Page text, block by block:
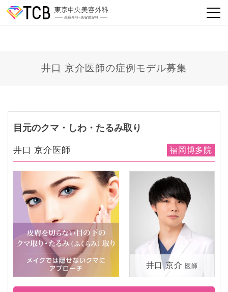
井口 京介医師の症例モデル募集
目元のクマ・しわ・たるみ取り
井口 京介医師 福岡博多院
井口 京介 医師